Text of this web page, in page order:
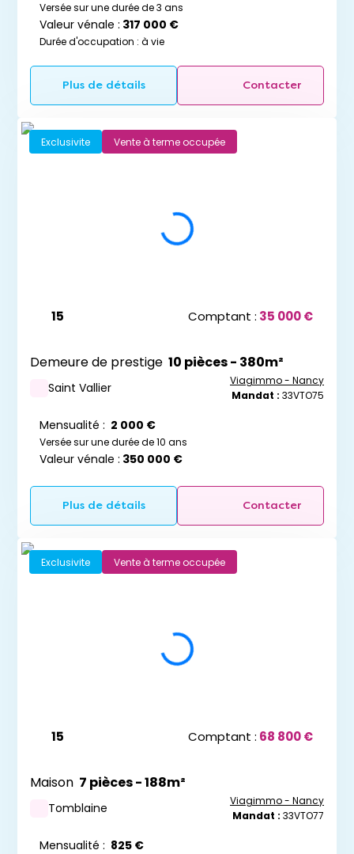
Versée sur une durée de 3 ans
Valeur vénale : 317 000 €
Durée d'occupation : à vie
Plus de détails Contacter
Exclusivite Vente à terme occupée
15 Comptant : 35 000 €
Demeure de prestige 10 pièces - 380m²
Saint Vallier
Viagimmo - Nancy
Mandat : 33VTO75
Mensualité : 2 000 €
Versée sur une durée de 10 ans
Valeur vénale : 350 000 €
Plus de détails Contacter
Exclusivite Vente à terme occupée
15 Comptant : 68 800 €
Maison 7 pièces - 188m²
Tomblaine
Viagimmo - Nancy
Mandat : 33VTO77
Mensualité : 825 €